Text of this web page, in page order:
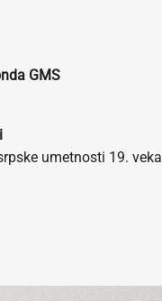
GMS
umetnosti 19. veka